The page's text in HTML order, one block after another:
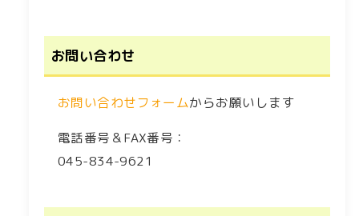
お問い合わせ
お問い合わせフォームからお願いします
電話番号＆FAX番号：
045-834-9621